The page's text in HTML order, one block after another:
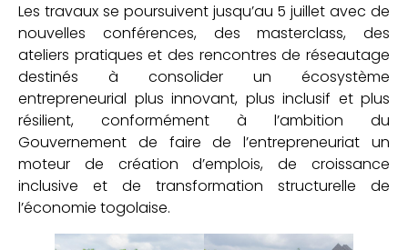
Les travaux se poursuivent jusqu’au 5 juillet avec de
nouvelles conférences, des masterclass, des
ateliers pratiques et des rencontres de réseautage
destinés à consolider un écosystème
entrepreneurial plus innovant, plus inclusif et plus
résilient, conformément à l’ambition du
Gouvernement de faire de l’entrepreneuriat un
moteur de création d’emplois, de croissance
inclusive et de transformation structurelle de
l’économie togolaise.